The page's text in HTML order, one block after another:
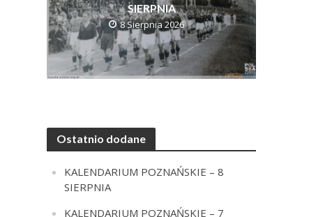
SIERPNIA
8 Sierpnia 2026
Ostatnio dodane
KALENDARIUM POZNAŃSKIE – 8
SIERPNIA
KALENDARIUM POZNAŃSKIE – 7